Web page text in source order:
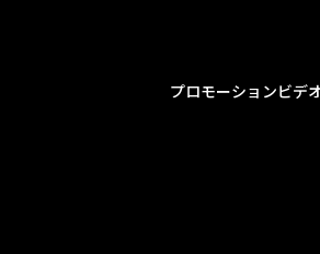
プロモーションビデ